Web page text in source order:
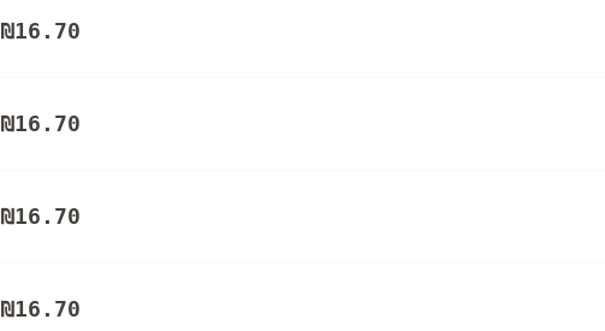
₪16.70
₪16.70
₪16.70
₪16.70